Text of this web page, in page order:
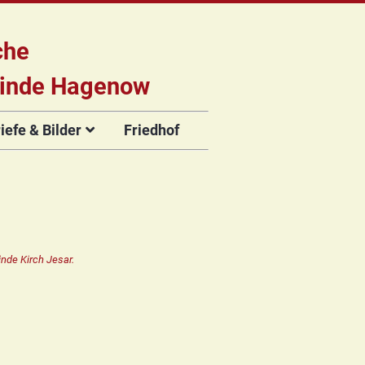
Hagenow
Flyer der
& Bilder Friedhof
Kirch Jesar.